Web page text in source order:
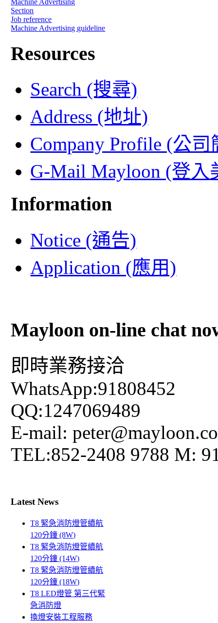
Machine Advertising
Section
Job reference
Machine Advertising guideline
Resources
Search (搜尋)
Address (地址)
Company Profile (公司
G-Mail Mayloon (登入
Information
Notice (通告)
Application (應用)
Mayloon on-line chat
即時業務接洽
WhatsApp:91808452
QQ:1247069489
E-mail:
TEL:852-2408 9788 M:
Latest News
T8 緊急消防燈管續航
120分鐘 (8W)
T8 緊急消防燈管續航
120分鐘 (14W)
T8 緊急消防燈管續航
120分鐘 (18W)
T8 LED燈管 第三代緊
急消防燈
換燈安裝工程服務